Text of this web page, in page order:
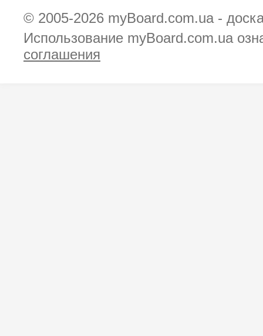
© 2005-2026 myBoard.com.ua -
Использование myBoard.com.ua
соглашения